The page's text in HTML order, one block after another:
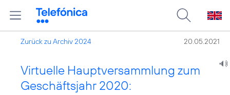
Zurück zu Archiv 2024 20.05.2021
Virtuelle Hauptversammlung zum
Geschäftsjahr 2020: